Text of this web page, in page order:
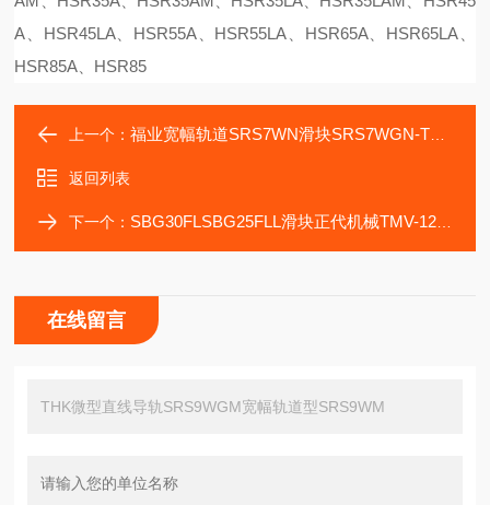
A、HSR45LA、HSR55A、HSR55LA、HSR65A、HSR65LA、
HSR85A、HSR85
上一个：福业宽幅轨道SRS7WN滑块SRS7WGN-THK微型导轨
返回列表
下一个： SBG30FLSBG25FLL滑块正代机械TMV-1272加工中机导轨
在线留言